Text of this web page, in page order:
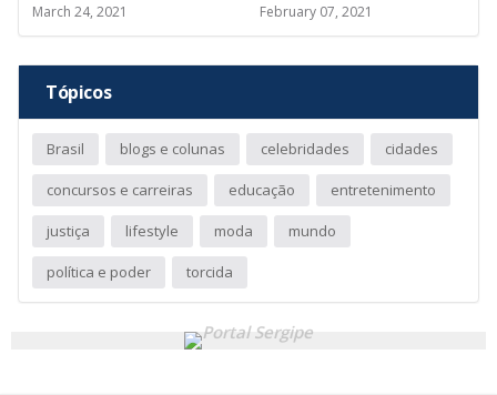
March 24, 2021 February 07, 2021
Tópicos
Brasil blogs e colunas celebridades cidades
concursos e carreiras educação entretenimento
justiça lifestyle moda mundo
política e poder torcida